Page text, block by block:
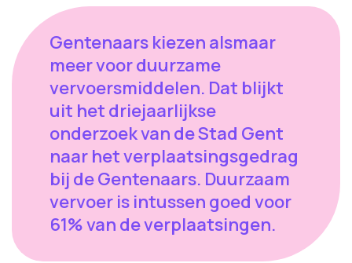
Gentenaars kiezen alsmaar
meer voor duurzame
vervoersmiddelen. Dat blijkt
uit het driejaarlijkse
onderzoek van de Stad Gent
naar het verplaatsingsgedrag
bij de Gentenaars. Duurzaam
vervoer is intussen goed voor
61% van de verplaatsingen.